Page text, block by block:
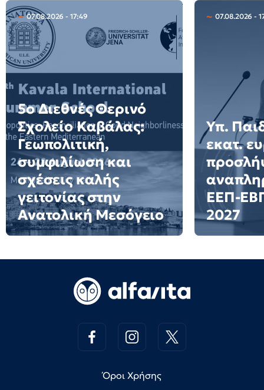
07.08.2026 - 17:49
5ο Διεθνές Θερινό
Σχολείο Καβάλας:
Γεωπολιτική,
συμφιλίωση και
σχέσεις καλής
γειτονίας στην
Ανατολική Μεσόγειο
07.08.2026 -
Υπ.
εκατ.
ΕΕΠ-
2027
Όροι Χρήσης